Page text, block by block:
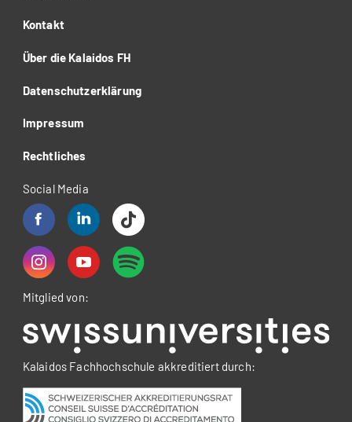
Kontakt
Über die Kalaidos FH
Datenschutzerklärung
Impressum
Rechtliches
Social Media
Mitglied von:
Kalaidos Fachhochschule akkreditiert durch: